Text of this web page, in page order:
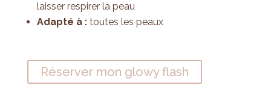
laisser respirer la peau
Adapté à :toutes les peaux
Réserver mon glowy flash